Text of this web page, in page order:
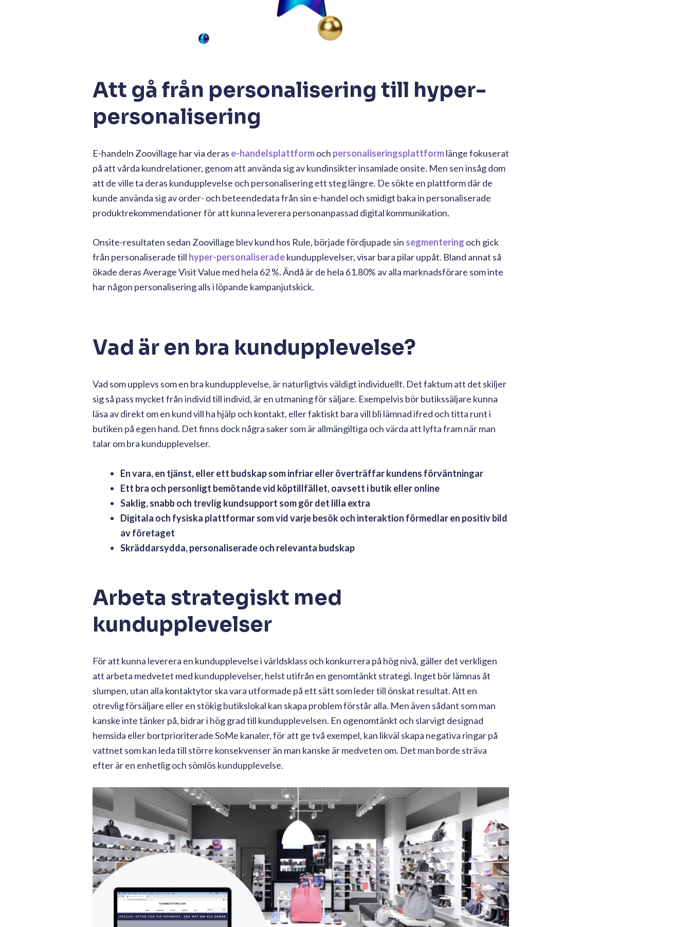
Att gå från personalisering till hyper-
personalisering
E-handeln Zoovillage har via deras e-handelsplattformoch personaliseringsplattformlänge fokuserat
på att vårda kundrelationer, genom att använda sig av kundinsikter insamlade onsite. Men sen insåg dom
att de ville ta deras kundupplevelse och personalisering ett steg längre. De sökte en plattform där de
kunde använda sig av order- och beteendedata från sin e-handel och smidigt baka in personaliserade
produktrekommendationer för att kunna leverera personanpassad digital kommunikation.
Onsite-resultaten sedan Zoovillage blev kund hos Rule, började fördjupade sin segmentering och gick
från personaliserade till hyper-personaliseradekundupplevelser, visar bara pilar uppåt. Bland annat så
ökade deras Average Visit Value med hela 62 %. Ändå är de hela 61.80% av alla marknadsförare som inte
har någon personalisering alls i löpande kampanjutskick.
Vad är en bra kundupplevelse?
Vad som upplevs som en bra kundupplevelse, är naturligtvis väldigt individuellt. Det faktum att det skiljer
sig så pass mycket från individ till individ, är en utmaning för säljare. Exempelvis bör butikssäljare kunna
läsa av direkt om en kund vill ha hjälp och kontakt, eller faktiskt bara vill bli lämnad ifred och titta runt i
butiken på egen hand. Det finns dock några saker som är allmängiltiga och värda att lyfta fram när man
talar om bra kundupplevelser.
En vara, en tjänst, eller ett budskap som infriar eller överträffar kundens förväntningar
Ett bra och personligt bemötande vid köptillfället, oavsett i butik eller online
Saklig, snabb och trevlig kundsupport som gör det lilla extra
Digitala och fysiska plattformar som vid varje besök och interaktion förmedlar en positiv bild
av företaget
Skräddarsydda, personaliserade och relevanta budskap
Arbeta strategiskt med
kundupplevelser
För att kunna leverera en kundupplevelse i världsklass och konkurrera på hög nivå, gäller det verkligen
att arbeta medvetet med kundupplevelser, helst utifrån en genomtänkt strategi. Inget bör lämnas åt
slumpen, utan alla kontaktytor ska vara utformade på ett sätt som leder till önskat resultat. Att en
otrevlig försäljare eller en stökig butikslokal kan skapa problem förstår alla. Men även sådant som man
kanske inte tänker på, bidrar i hög grad till kundupplevelsen. En ogenomtänkt och slarvigt designad
hemsida eller bortprioriterade SoMe kanaler, för att ge två exempel, kan likväl skapa negativa ringar på
vattnet som kan leda till större konsekvenser än man kanske är medveten om. Det man borde sträva
efter är en enhetlig och sömlös kundupplevelse.